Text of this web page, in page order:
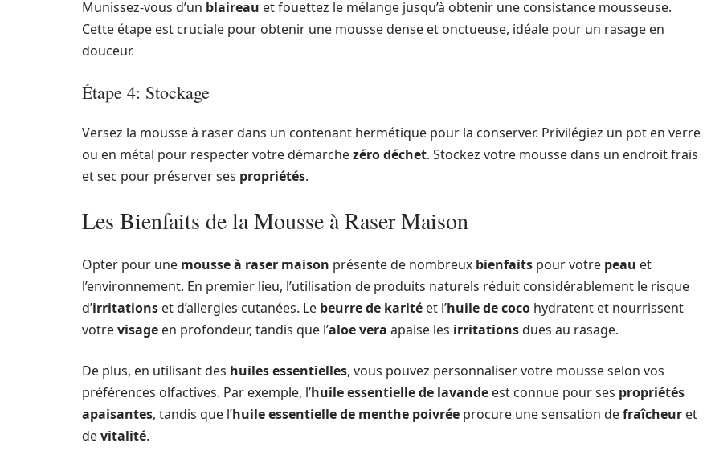
Munissez-vous d’un blaireau et fouettez le mélange jusqu’à obtenir une consistance mousseuse.
Cette étape est cruciale pour obtenir une mousse dense et onctueuse, idéale pour un rasage en
douceur.
Étape 4: Stockage
Versez la mousse à raser dans un contenant hermétique pour la conserver. Privilégiez un pot en verre
ou en métal pour respecter votre démarchezéro déchet. Stockez votre mousse dans un endroit frais
et sec pour préserver ses propriétés.
Les Bienfaits de la Mousse à Raser Maison
Opter pour une mousse à raser maison présente de nombreux bienfaits pour votre peau et
l’environnement. En premier lieu, l’utilisation de produits naturels réduit considérablement le risque
d’irritations et d’allergies cutanées. Le beurre de karité et l’huile de coco hydratent et nourrissent
votrevisage en profondeur, tandis que l’aloe vera apaise les irritationsdues au rasage.
De plus, en utilisant des huiles essentielles, vous pouvez personnaliser votre mousse selon vos
préférences olfactives. Par exemple, l’huile essentielle de lavande est connue pour ses propriétés
apaisantes, tandis que l’huile essentielle de menthe poivrée procure une sensation defraîcheur et
devitalité.